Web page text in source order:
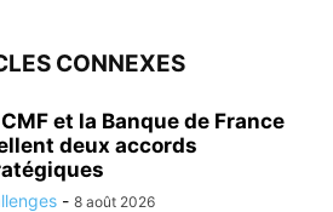
CONNEXES
et la Banque de France
deux accords
- 8 août 2026